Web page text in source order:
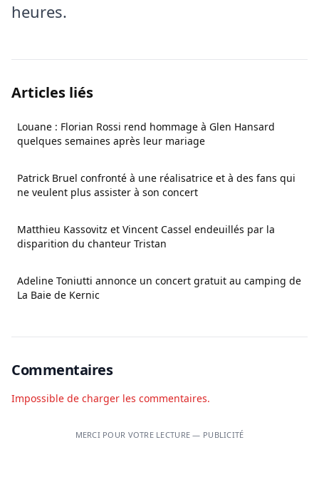
heures.
Articles liés
Louane : Florian Rossi rend hommage à Glen Hansard
quelques semaines après leur mariage
Patrick Bruel confronté à une réalisatrice et à des fans qui
ne veulent plus assister à son concert
Matthieu Kassovitz et Vincent Cassel endeuillés par la
disparition du chanteur Tristan
Adeline Toniutti annonce un concert gratuit au camping de
La Baie de Kernic
Commentaires
Impossible de charger les commentaires.
MERCI POUR VOTRE LECTURE — PUBLICITÉ